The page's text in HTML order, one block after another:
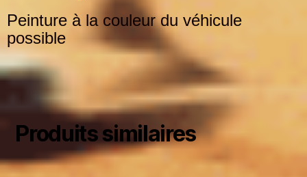
Peinture à la couleur du véhicule
possible
Produits similaires